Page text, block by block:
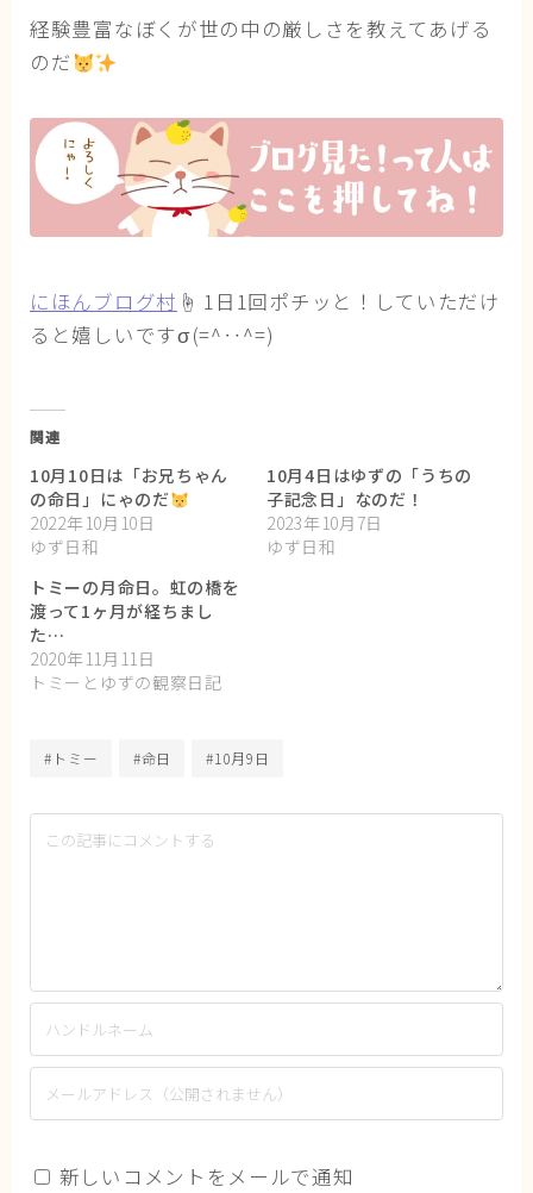
経験豊富なぼくが世の中の厳しさを教えてあげる
のだ
にほんブログ村 ☝ 1日1回ポチッと！していただけ
ると嬉しいですσ(=^‥^=)
関連
10月10日は「お兄ちゃん
の命日」にゃのだ
2022年10月10日
ゆず日和
10月4日はゆずの「うちの
子記念日」なのだ！
2023年10月7日
ゆず日和
トミーの月命日。虹の橋を
渡って1ヶ月が経ちまし
た…
2020年11月11日
トミーとゆずの観察日記
#トミー #命日 #10月9日
新しいコメントをメールで通知